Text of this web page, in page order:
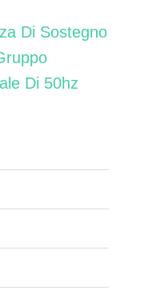
Di Sostegno
Di 50hz